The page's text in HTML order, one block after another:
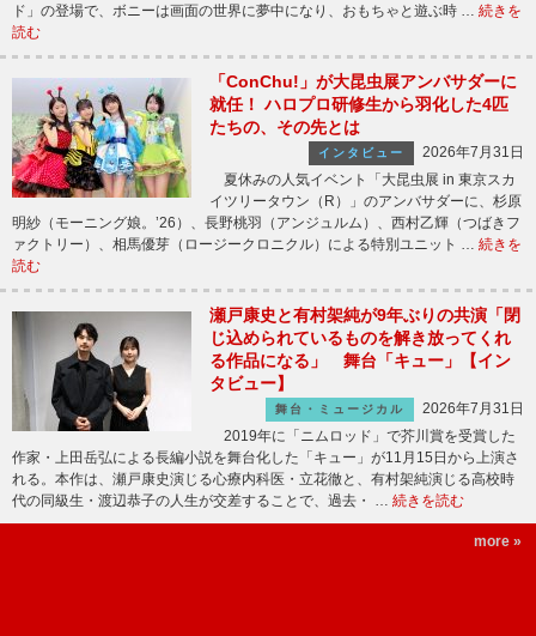
ド」の登場で、ボニーは画面の世界に夢中になり、おもちゃと遊ぶ時 … 続きを
読む
「ConChu!」が大昆虫展アンバサダーに
就任！ ハロプロ研修生から羽化した4匹
たちの、その先とは
インタビュー
2026年7月31日
夏休みの人気イベント「大昆虫展 in 東京スカ
イツリータウン（R）」のアンバサダーに、杉原
明紗（モーニング娘。’26）、長野桃羽（アンジュルム）、西村乙輝（つばきフ
ァクトリー）、相馬優芽（ロージークロニクル）による特別ユニット … 続きを
読む
瀬戸康史と有村架純が9年ぶりの共演「閉
じ込められているものを解き放ってくれ
る作品になる」 舞台「キュー」【イン
タビュー】
舞台・ミュージカル
2026年7月31日
2019年に「ニムロッド」で芥川賞を受賞した
作家・上田岳弘による長編小説を舞台化した「キュー」が11月15日から上演さ
れる。本作は、瀬戸康史演じる心療内科医・立花徹と、有村架純演じる高校時
代の同級生・渡辺恭子の人生が交差することで、過去・ … 続きを読む
more »